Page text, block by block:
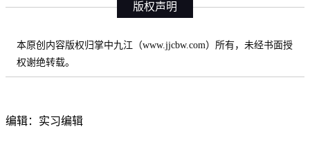
版权声明
本原创内容版权归掌中九江（www.jjcbw.com）所有，未经书面授
权谢绝转载。
编辑：实习编辑